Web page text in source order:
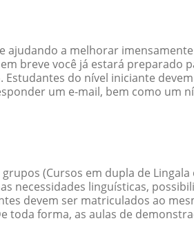
a melhorar
breve você já estará preparado
do nível iniciante
um e-mail, bem como um
(Cursos em dupla de
necessidades linguísticas,
devem ser matriculados ao
toda forma, as aulas de